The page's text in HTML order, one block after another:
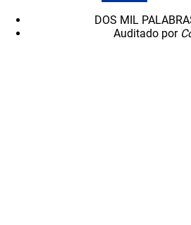
DOS MIL
Auditado por